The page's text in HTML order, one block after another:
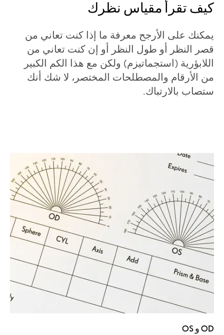
كيف تقرأ مقياس نظرك
يمكنك على الأرجح معرفة ما إذا كنت تعاني من
قصر النظر أو طول النظر أو إن كنت تعاني من
اللابؤرية (استجماتيزم) ولكن مع هذا الكم الكبير
من الأرقام والمصطلحات المختصر، لا شك أنك
ستصاب بالارتباك.
OD و OS